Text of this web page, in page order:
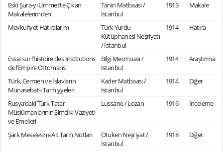
Eski Şura-yı Ümmet’te Çıkan
Makalelerimden
Tanin Matbaası /
İstanbul
1913 Makale
Mevkufiyet Hatıralarım
Türk Yurdu
Kütüphanesi Neşriyatı
/ İstanbul
1914 Hatıra
Essai sur l’histoire des Institutions
de l’Empire Ottomans
Bilgi Mecmuası /
İstanbul
1914 Araştırma
Türk, Cermen ve İslavların
Münasebat-ı Tarihiyyeleri
Kader Matbaası /
İstanbul
1914 Diğer
Rusya’daki Türk-Tatar
Müslümanlarının Şimdiki Vaziyeti
ve Emelleri
Lussane / Lozan 1916 İnceleme
Şark Meselesine Ait Tarih Notları
Ötüken Neşriyat /
İstanbul
1918 Diğer